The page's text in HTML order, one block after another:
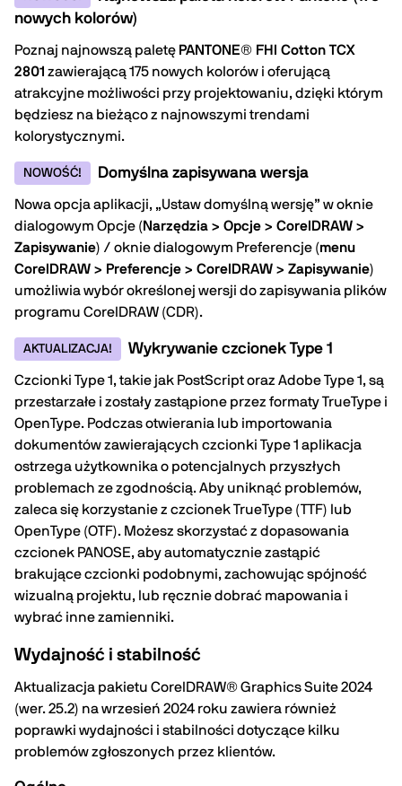
nowych kolorów)
Poznaj najnowszą paletę PANTONE® FHI Cotton TCX
2801 zawierającą 175 nowych kolorów i oferującą
atrakcyjne możliwości przy projektowaniu, dzięki którym
będziesz na bieżąco z najnowszymi trendami
kolorystycznymi.
NOWOŚĆ! Domyślna zapisywana wersja
Nowa opcja aplikacji, „Ustaw domyślną wersję” w oknie
dialogowym Opcje (Narzędzia > Opcje > CorelDRAW >
Zapisywanie) / oknie dialogowym Preferencje (menu
CorelDRAW > Preferencje > CorelDRAW > Zapisywanie)
umożliwia wybór określonej wersji do zapisywania plików
programu CorelDRAW (CDR).
AKTUALIZACJA! Wykrywanie czcionek Type 1
Czcionki Type 1, takie jak PostScript oraz Adobe Type 1, są
przestarzałe i zostały zastąpione przez formaty TrueType i
OpenType. Podczas otwierania lub importowania
dokumentów zawierających czcionki Type 1 aplikacja
ostrzega użytkownika o potencjalnych przyszłych
problemach ze zgodnością. Aby uniknąć problemów,
zaleca się korzystanie z czcionek TrueType (TTF) lub
OpenType (OTF). Możesz skorzystać z dopasowania
czcionek PANOSE, aby automatycznie zastąpić
brakujące czcionki podobnymi, zachowując spójność
wizualną projektu, lub ręcznie dobrać mapowania i
wybrać inne zamienniki.
Wydajność i stabilność
Aktualizacja pakietu CorelDRAW® Graphics Suite 2024
(wer. 25.2) na wrzesień 2024 roku zawiera również
poprawki wydajności i stabilności dotyczące kilku
problemów zgłoszonych przez klientów.